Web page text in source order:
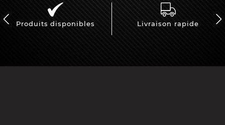
Produits disponibles Livraison rapide